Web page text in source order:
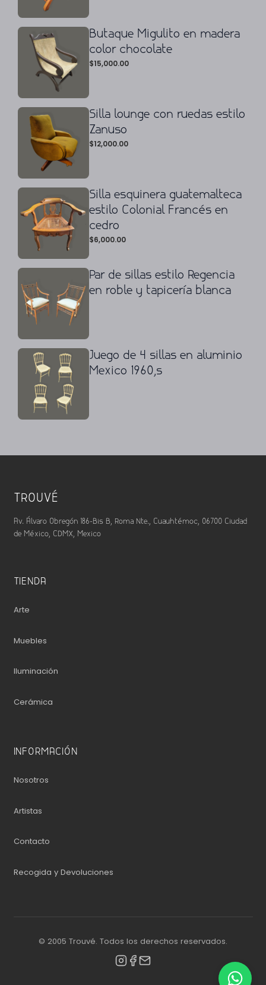
Butaque Migulito en madera
color chocolate
$15,000.00
Silla lounge con ruedas estilo
Zanuso
$12,000.00
Silla esquinera guatemalteca
estilo Colonial Francés en
cedro
$6,000.00
Par de sillas estilo Regencia
en roble y tapicería blanca
Juego de 4 sillas en aluminio
Mexico 1960,s
TROUVÉ
Av. Álvaro Obregón 186-Bis B, Roma Nte., Cuauhtémoc, 06700 Ciudad
de México, CDMX, Mexico
TIENDA
Arte
Muebles
Iluminación
Cerámica
INFORMACIÓN
Nosotros
Artistas
Contacto
Recogida y Devoluciones
© 2005 Trouvé. Todos los derechos reservados.